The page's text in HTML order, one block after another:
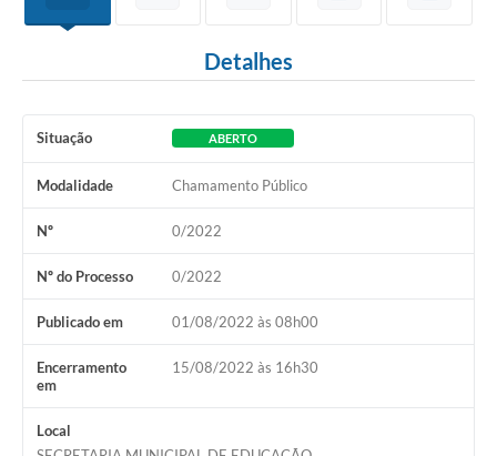
Detalhes
Situação ABERTO
Modalidade Chamamento Público
Nº 0/2022
Nº do Processo 0/2022
Publicado em 01/08/2022 às 08h00
Encerramento
em
15/08/2022 às 16h30
Local